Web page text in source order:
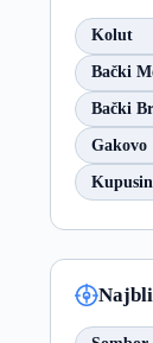
Kolut
Bački
Bački
Gakovo